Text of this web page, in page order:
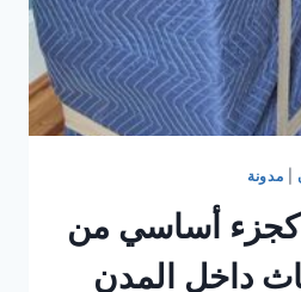
مدونة
كجزء أساسي من
داخل المدن